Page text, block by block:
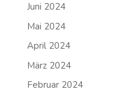
Juni 2024
Mai 2024
April 2024
März 2024
Februar 2024